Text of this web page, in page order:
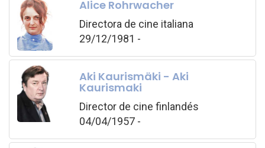
Alice Rohrwacher
Directora de cine italiana
29/12/1981 -
Aki Kaurismäki - Aki
Kaurismaki
Director de cine finlandés
04/04/1957 -